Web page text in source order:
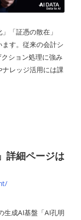
「証憑の散在」
ます。従来の会計シ
ション処理に強み
レッジ活用には課
詳細ページは
生成AI基盤「AI孔明